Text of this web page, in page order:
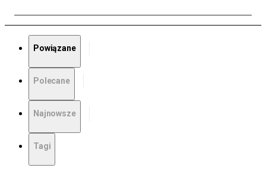
Powiązane
Polecane
Najnowsze
Tagi